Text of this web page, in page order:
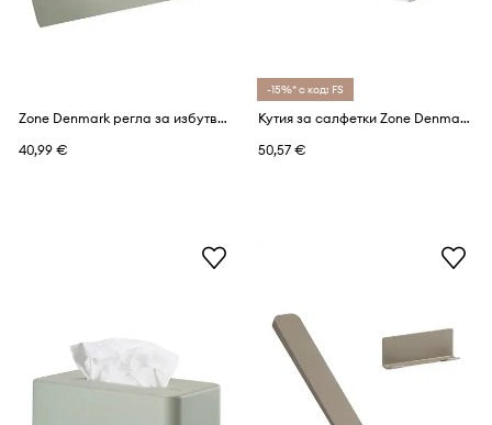
Zone Denmark регла за избутване на вода за баня от силикон
40,99 €
-15%* с код: FS
Кутия за салфетки Zone Denmark Ume 14 x 26 cm
50,57 €